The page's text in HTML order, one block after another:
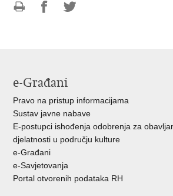
e-Građani
Pravo na pristup informacijama
Sustav javne nabave
E-postupci ishođenja odobrenja za
djelatnosti u području kulture
e-Građani
e-Savjetovanja
Portal otvorenih podataka RH